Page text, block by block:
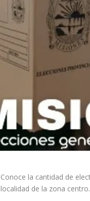
Conoce la cantidad de
localidad de la zona centro.